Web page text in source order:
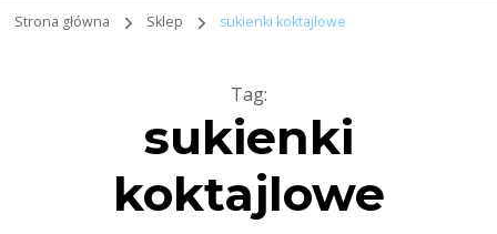
Strona główna Sklep sukienki koktajlowe
Tag:
sukienki
koktajlowe